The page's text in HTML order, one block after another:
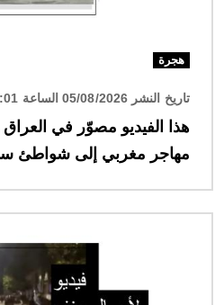
هجرة
تاريخ النشر 05/08/2026 الساعة 12:01
هذا الفيديو مصوّر في
مهاجر مغربي إلى شواطئ